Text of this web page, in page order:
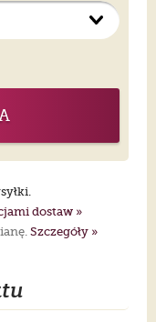
dostaw »
Szczegóły »